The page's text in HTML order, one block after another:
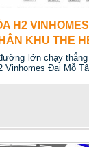
H2
KHU THE
lớn chạy
Vinhomes Đại Mỗ